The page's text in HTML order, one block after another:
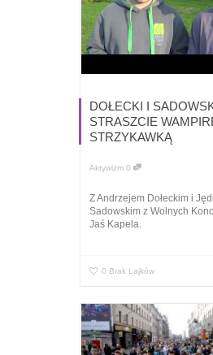
DOŁECKI I
STRASZCIE
STRZYKAWKĄ
Aktywizm 0
Z Andrzejem Dołeckim i
Sadowskim z Wolnych
Jaś Kapela.
0 Brak Lajków